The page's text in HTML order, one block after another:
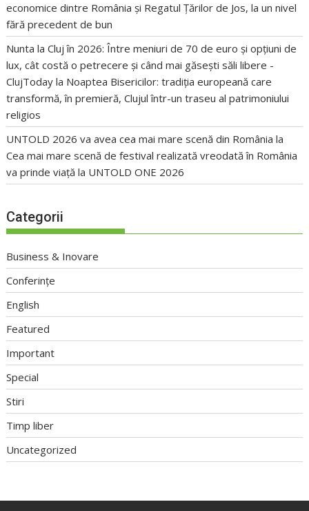
economice dintre România și Regatul Țărilor de Jos, la un nivel
fără precedent de bun
Nunta la Cluj în 2026: Între meniuri de 70 de euro și opțiuni de
lux, cât costă o petrecere și când mai găsești săli libere -
ClujToday la Noaptea Bisericilor: tradiția europeană care
transformă, în premieră, Clujul într-un traseu al patrimoniului
religios
UNTOLD 2026 va avea cea mai mare scenă din România la
Cea mai mare scenă de festival realizată vreodată în România
va prinde viață la UNTOLD ONE 2026
Categorii
Business & Inovare
Conferințe
English
Featured
Important
Special
Stiri
Timp liber
Uncategorized